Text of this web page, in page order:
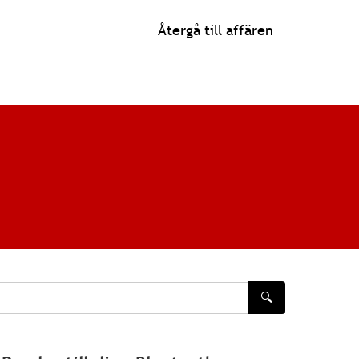
Återgå till affären
🔍